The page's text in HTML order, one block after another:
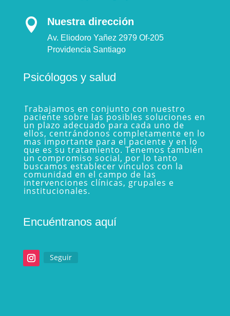
 Nuestra dirección
Av. Eliodoro Yañez 2979 Of-205
Providencia Santiago
Psicólogos y salud
Trabajamos en conjunto con nuestro
paciente sobre las posibles soluciones en
un plazo adecuado para cada uno de
ellos, centrándonos completamente en lo
mas importante para el paciente y en lo
que es su tratamiento. Tenemos también
un compromiso social, por lo tanto
buscamos establecer vínculos con la
comunidad en el campo de las
intervenciones clínicas, grupales e
institucionales.
Encuéntranos aquí
Seguir